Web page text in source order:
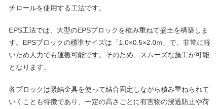
チロールを使用する工法です。
EPS工法では、大型のEPSブロックを積み重ねて盛土を構築しま
す。EPSブロックの標準サイズは「1.0×0.5×2.0m」で、非常に軽
いため人力でも運搬可能です。そのため、スムーズな施工が可能
となります。
各ブロックは緊結金具を使って結合固定しながら積み重ねられて
いくことも特徴であり、一定の高さごとに有害物の浸透防止や荷